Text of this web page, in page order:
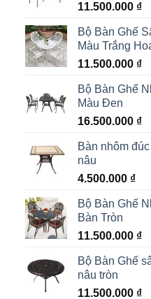
11.500.000 ₫
Bộ Bàn Ghế
Màu Trắng
11.500.000 ₫
Bộ Bàn Ghế
Màu Đen
16.500.000 ₫
Bàn nhôm
nâu
4.500.000 ₫
Bộ Bàn Ghế
Bàn Tròn
11.500.000 ₫
Bộ Bàn Ghế
nâu tròn
11.500.000 ₫